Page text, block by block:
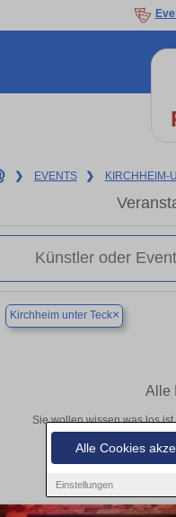
Alle Cookies
Einstellungen
❯ EVENTS ❯ KIRCHHEIM-
Kirchheim unter Teck×
Alle
Sie wollen wissen was los
inspirierende